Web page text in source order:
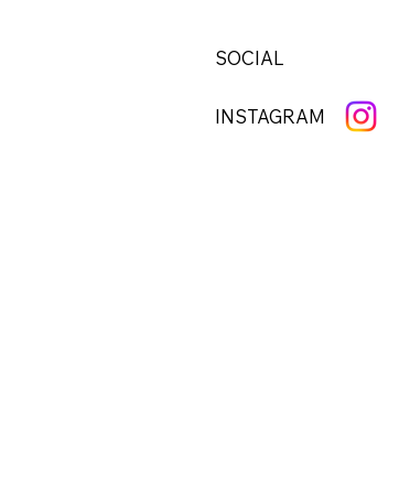
SOCIAL
INSTAGRAM